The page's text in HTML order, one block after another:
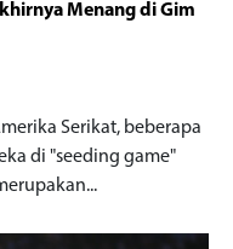
Menang di Gim
Serikat, beberapa
di "seeding game"